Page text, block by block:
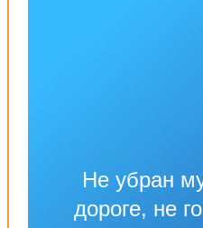
Не убран
дороге, не